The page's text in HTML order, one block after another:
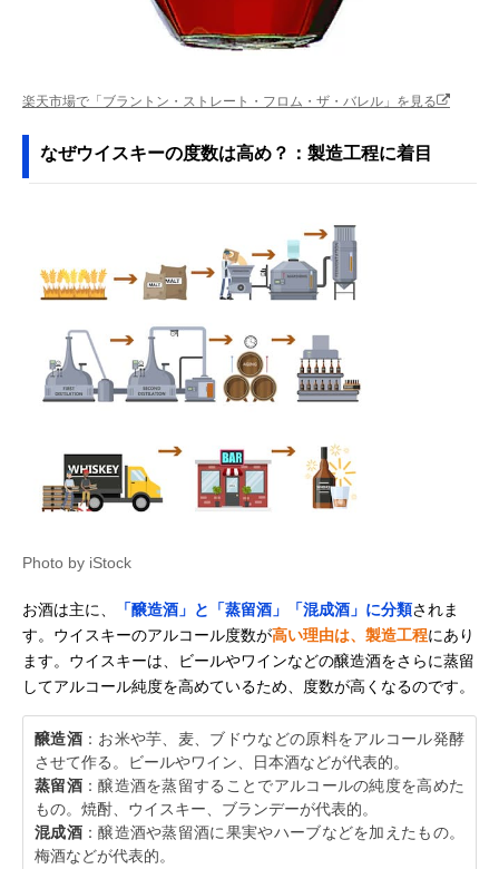
楽天市場で「ブラントン・ストレート・フロム・ザ・バレル」を見る
なぜウイスキーの度数は高め？：製造工程に着目
Photo by iStock
お酒は主に、 「醸造酒」と「蒸留酒」「混成酒」に分類されま
す。ウイスキーのアルコール度数が高い理由は、製造工程にあり
ます。ウイスキーは、ビールやワインなどの醸造酒をさらに蒸留
してアルコール純度を高めているため、度数が高くなるのです。
醸造酒：お米や芋、麦、ブドウなどの原料をアルコール発酵
させて作る。ビールやワイン、日本酒などが代表的。
蒸留酒：醸造酒を蒸留することでアルコールの純度を高めた
もの。焼酎、ウイスキー、ブランデーが代表的。
混成酒：醸造酒や蒸留酒に果実やハーブなどを加えたもの。
梅酒などが代表的。